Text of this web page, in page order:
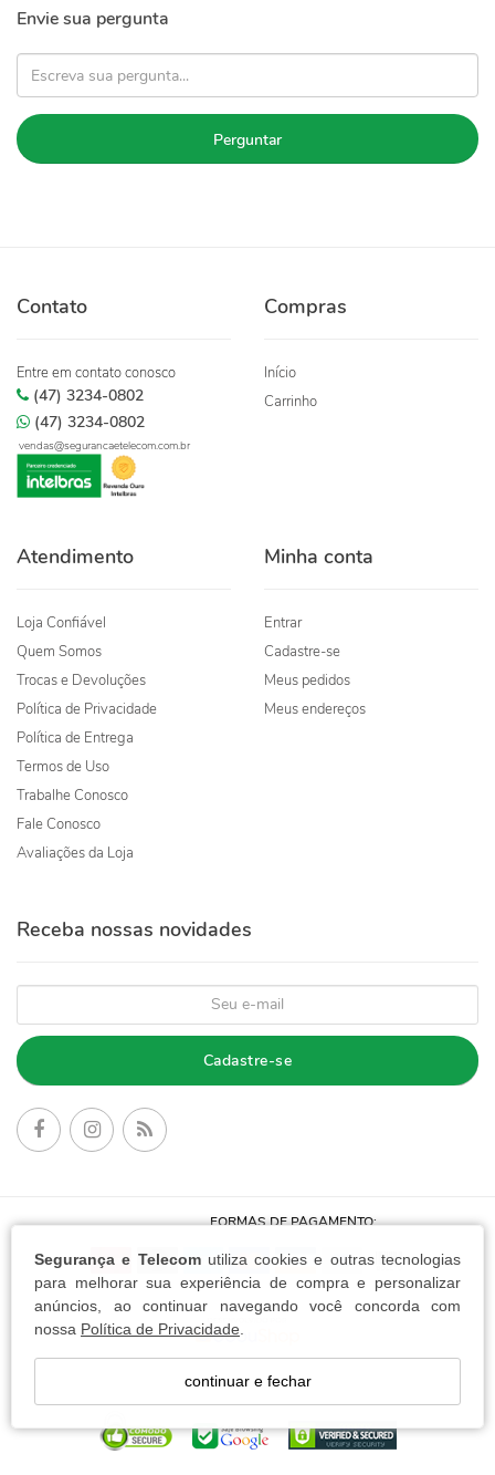
Segurança e Telecomutiliza cookies e outras tecnologias
para melhorar sua experiência de compra e personalizar
anúncios, ao continuar navegando você concorda com
nossa Política de Privacidade
continuar e fechar
Envie sua pergunta
Perguntar
Contato
Entre em contato conosco
(47) 3234-0802
(47) 3234-0802
vendas@segurancaetelecom.com.br
Compras
Início
Carrinho
Atendimento
Loja Confiável
Quem Somos
Trocas e Devoluções
Política de Privacidade
Política de Entrega
Termos de Uso
Trabalhe Conosco
Fale Conosco
Avaliações da Loja
Minha conta
Entrar
Cadastre-se
Meus pedidos
Meus endereços
Receba nossas novidades
Cadastre-se
FORMAS DE PAGAMENTO: